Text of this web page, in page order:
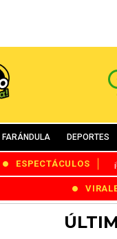
FARÁNDULA DEPORTES
ESPECTÁCULOS